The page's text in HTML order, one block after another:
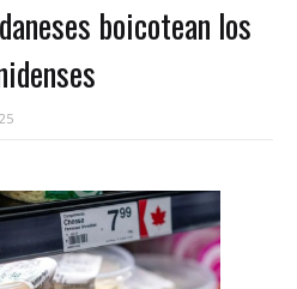
boicotean los